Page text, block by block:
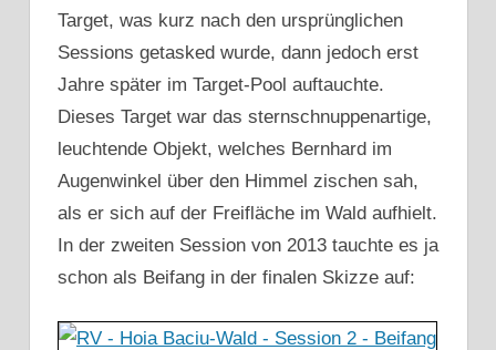
Target, was kurz nach den ursprünglichen
Sessions getasked wurde, dann jedoch erst
Jahre später im Target-Pool auftauchte.
Dieses Target war das sternschnuppenartige,
leuchtende Objekt, welches Bernhard im
Augenwinkel über den Himmel zischen sah,
als er sich auf der Freifläche im Wald aufhielt.
In der zweiten Session von 2013 tauchte es ja
schon als Beifang in der finalen Skizze auf: